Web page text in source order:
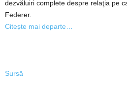
dezvăluiri complete despre relaţia pe
Federer.
Citește mai departe…
Sursă